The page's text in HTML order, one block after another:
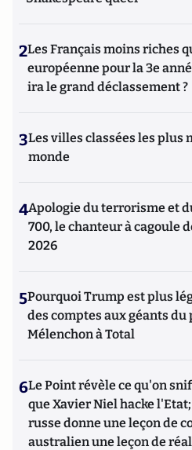
2Les Français moins riches
européenne pour la 3e
ira le grand déclassement ?
3Les villes classées les plus
monde
4Apologie du terrorisme et
700, le chanteur à cagoule
2026
5Pourquoi Trump est plus
des comptes aux géants
Mélenchon à Total
6Le Point révèle ce qu'on
que Xavier Niel hacke
russe donne une leçon de
australien une leçon de